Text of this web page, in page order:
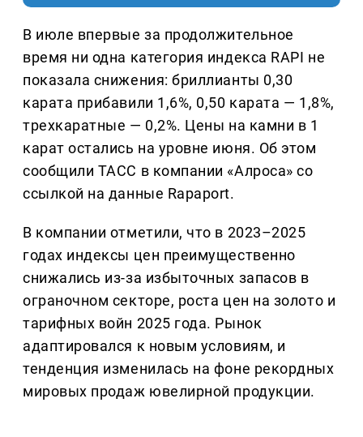
В июле впервые за продолжительное
время ни одна категория индекса RAPI не
показала снижения: бриллианты 0,30
карата прибавили 1,6%, 0,50 карата — 1,8%,
трехкаратные — 0,2%. Цены на камни в 1
карат остались на уровне июня. Об этом
сообщили ТАСС в компании «Алроса» со
ссылкой на данные Rapaport.
В компании отметили, что в 2023–2025
годах индексы цен преимущественно
снижались из-за избыточных запасов в
ограночном секторе, роста цен на золото и
тарифных войн 2025 года. Рынок
адаптировался к новым условиям, и
тенденция изменилась на фоне рекордных
мировых продаж ювелирной продукции.